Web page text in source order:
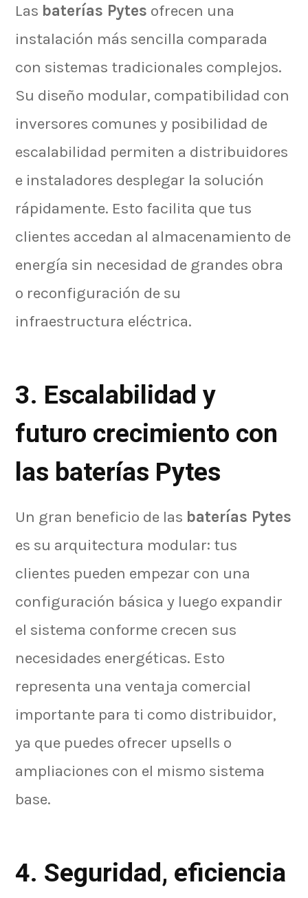
Las baterías Pytes ofrecen una
instalación más sencilla comparada
con sistemas tradicionales complejos.
Su diseño modular, compatibilidad con
inversores comunes y posibilidad de
escalabilidad permiten a distribuidores
e instaladores desplegar la solución
rápidamente. Esto facilita que tus
clientes accedan al almacenamiento de
energía sin necesidad de grandes obra
o reconfiguración de su
infraestructura eléctrica.
3. Escalabilidad y
futuro crecimiento con
las baterías Pytes
Un gran beneficio de las baterías Pytes
es su arquitectura modular: tus
clientes pueden empezar con una
configuración básica y luego expandir
el sistema conforme crecen sus
necesidades energéticas. Esto
representa una ventaja comercial
importante para ti como distribuidor,
ya que puedes ofrecer upsells o
ampliaciones con el mismo sistema
base.
4. Seguridad, eficiencia